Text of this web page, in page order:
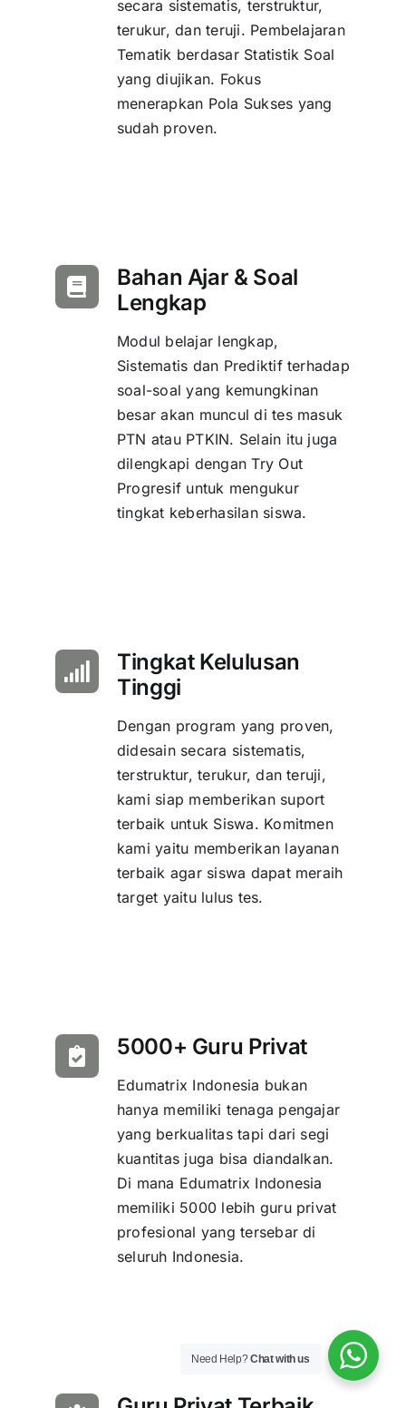
secara sistematis, terstruktur,
terukur, dan teruji. Pembelajaran
Tematik berdasar Statistik Soal
yang diujikan. Fokus
menerapkan Pola Sukses yang
sudah proven.
Bahan Ajar & Soal
Lengkap
Modul belajar lengkap,
Sistematis dan Prediktif terhadap
soal-soal yang kemungkinan
besar akan muncul di tes masuk
PTN atau PTKIN. Selain itu juga
dilengkapi dengan Try Out
Progresif untuk mengukur
tingkat keberhasilan siswa.
Tingkat Kelulusan
Tinggi
Dengan program yang proven,
didesain secara sistematis,
terstruktur, terukur, dan teruji,
kami siap memberikan suport
terbaik untuk Siswa. Komitmen
kami yaitu memberikan layanan
terbaik agar siswa dapat meraih
target yaitu lulus tes.
5000+ Guru Privat
Edumatrix Indonesia bukan
hanya memiliki tenaga pengajar
yang berkualitas tapi dari segi
kuantitas juga bisa diandalkan.
Di mana Edumatrix Indonesia
memiliki 5000 lebih guru privat
profesional yang tersebar di
seluruh Indonesia.
Need Help?Chat with us